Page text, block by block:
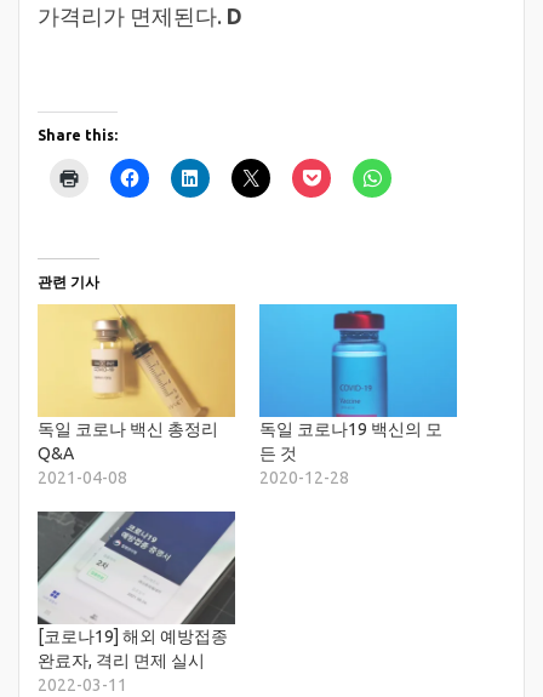
가격리가 면제된다. D
Share this:
관련 기사
독일 코로나 백신 총정리
Q&A
2021-04-08
독일 코로나19 백신의 모
든 것
2020-12-28
[코로나19] 해외 예방접종
완료자, 격리 면제 실시
2022-03-11